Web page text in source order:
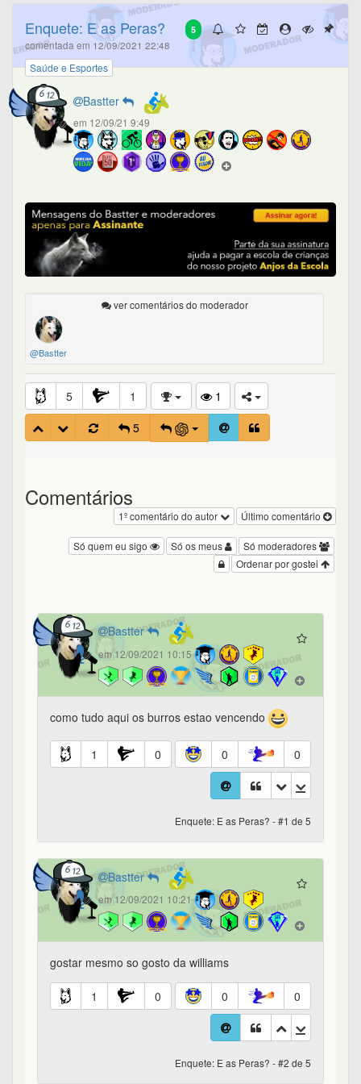
5
Enquete: E as Peras?
comentada em 12/09/2021 22:48
Saúde e Esportes
Bastter
em 12/09/21 9:49
ver comentários do moderador
@Bastter
5 1
1
5
Comentários
Último comentário
1º comentário do autor
Só moderadores
Só os meus
Só quem eu sigo
Ordenar por gostei
Bastter
em 12/09/2021 10:15
como tudo aqui os burros estao vencendo
1 0 0 0
Enquete: E as Peras? - #1 de 5
Bastter
em 12/09/2021 10:21
gostar mesmo so gosto da williams
1 0 0 0
Enquete: E as Peras? - #2 de 5